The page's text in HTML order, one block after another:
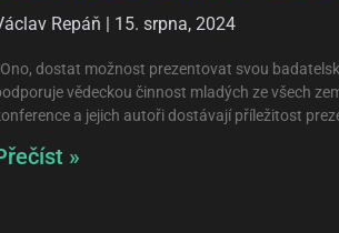
Repáň 15. srpna, 2024
dostat možnost prezentovat svou
vědeckou činnost mladých ze všech
a jejich autoři dostávají příležitost
»